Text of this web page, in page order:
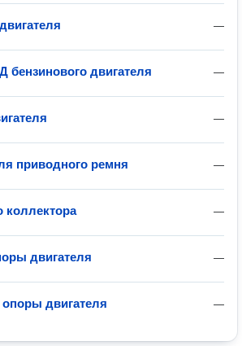
—
—
бензинового двигателя
—
—
приводного ремня
—
коллектора
—
двигателя
—
двигателя